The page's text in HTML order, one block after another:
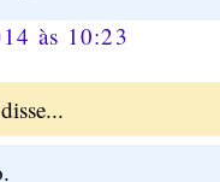
às 10:23
disse...